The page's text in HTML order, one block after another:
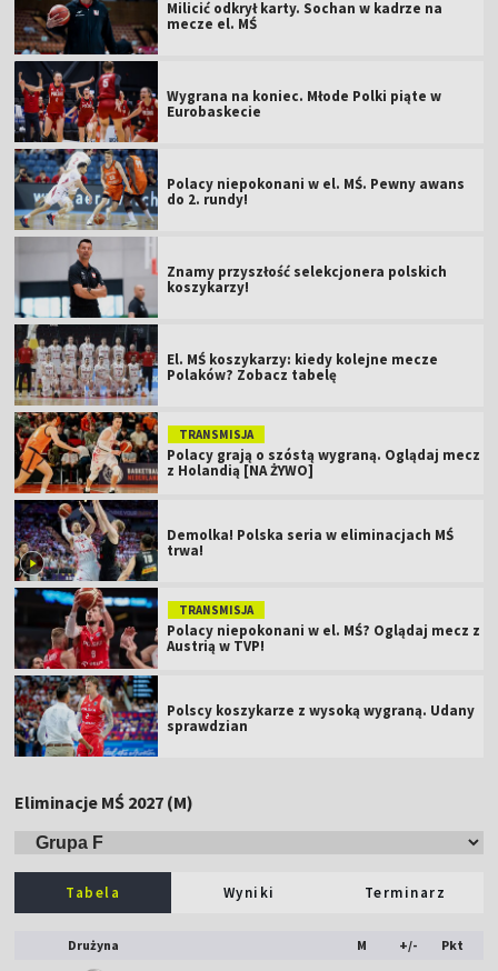
Milicić odkrył karty. Sochan w kadrze na
mecze el. MŚ
Wygrana na koniec. Młode Polki piąte w
Eurobaskecie
Polacy niepokonani w el. MŚ. Pewny awans
do 2. rundy!
Znamy przyszłość selekcjonera polskich
koszykarzy!
El. MŚ koszykarzy: kiedy kolejne mecze
Polaków? Zobacz tabelę
TRANSMISJA
Polacy grają o szóstą wygraną. Oglądaj mecz
z Holandią [NA ŻYWO]
Demolka! Polska seria w eliminacjach MŚ
trwa!
TRANSMISJA
Polacy niepokonani w el. MŚ? Oglądaj mecz z
Austrią w TVP!
Polscy koszykarze z wysoką wygraną. Udany
sprawdzian
Eliminacje MŚ 2027 (M)
Tabela Wyniki Terminarz
Drużyna M +/- Pkt